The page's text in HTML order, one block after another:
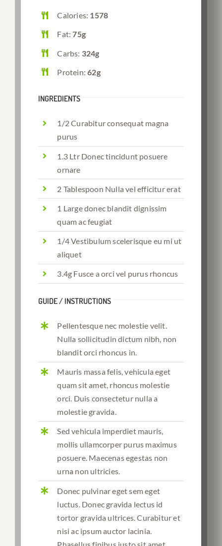
Calories: 1578
Fat:75g
Carbs: 324g
Protein:62g
INGREDIENTS
1/2 Curabitur consequat magna
purus
1.3 Ltr Donec tincidunt posuere
ornare
2 Tablespoon Nulla vel efficitur erat
1 Large donec blandit dignissim
quam ac feugiat
1/4 Vestibulum scelerisque eu mi ut
aliquet
3.4g Fusce a orci vel purus rhoncus
GUIDE / INSTRUCTIONS
Pellentesque nec molestie velit.
Nulla sollicitudin dictum nibh, non
blandit orci rhoncus in.
Mauris massa felis, vehicula eget
quam sit amet, rhoncus molestie
orci. Duis consectetur nulla a
molestie gravida.
Sed vehicula imperdiet mauris,
mollis ullamcorper purus maximus
posuere. Maecenas egestas non
urna non ultricies.
Donec pulvinar eget sem eget
luctus. Donec gravida lectus id
tortor gravida ultrices. Curabitur et
nisi ac ipsum auctor lacinia.
Phasellus finibus justo sit amet